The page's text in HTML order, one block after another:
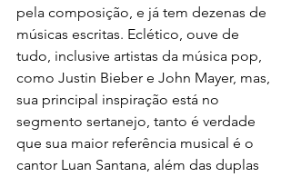
pela composição, e já tem dezenas de
músicas escritas. Eclético, ouve de
tudo, inclusive artistas da música pop,
como Justin Bieber e John Mayer, mas,
sua principal inspiração está no
segmento sertanejo, tanto é verdade
que sua maior referência musical é o
cantor Luan Santana, além das duplas